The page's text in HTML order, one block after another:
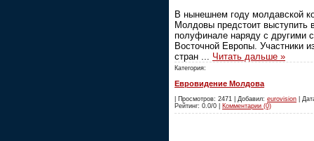
В нынешнем году молдавской
Молдовы предстоит выступить
полуфинале наряду с другими
Восточной Европы. Участники
стран ... Читать дальше »
Категория:
Евровидение Молдова
| Просмотров: 2471 | Добавил: eurovision |
Рейтинг: 0.0/0 | Комментарии (0)